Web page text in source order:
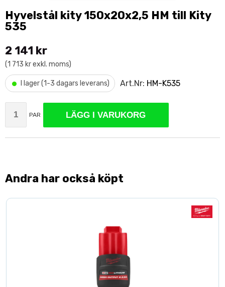
Hyvelstål kity 150x20x2,5 HM till Kity
535
2 141 kr
(1 713 kr exkl. moms)
• I lager (1-3 dagars leverans) Art.Nr: HM-K535
PAR LÄGG I VARUKORG
Andra har också köpt